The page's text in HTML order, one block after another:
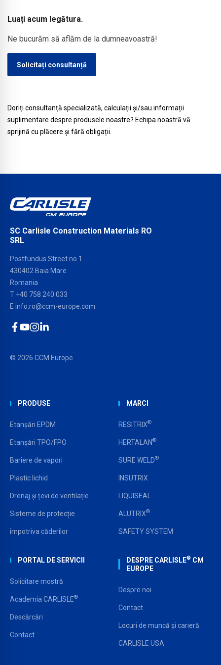
acoperișuri
și
comerciale
de mari
dimensiuni
întreținere
sau
reparații
ulterioare.
Luați acum legătura.
Ne bucurăm să aflăm de la dumneavoastră!
Solicitați consultanță
Doriți consultanță specializată, calculații și/sau informații
suplimentare despre produsele noastre? Echipa noastră vă
sprijină cu plăcere și fără obligații.
SC Carlisle Construction Materials RO
SRL
Postfundus Street no.1
430402 Baia Mare
Romania
T +40 758 240 033
E info.ro@ccm-europe.com
© 2026 CCM Europe
PRODUSE
Etanșări EPDM
Etanșări TPO/FPO
Bariere de vapori
Plastic lichid
Drenaj și țevi de ventilație
Sisteme de protecție
împotriva căderilor
MARCI
RESITRIX®
HERTALAN®
SURE WELD®
INSUTRIX
LIQUISEAL
ALUTRIX®
SAFETY SYSTEM
PORTAL DE SERVICII
Solicitare mostră
Academia CARLISLE®
Descărcări
Contact
DESPRE CARLISLE® CM
EUROPE
Despre noi
Contact
Locuri de muncă și carieră
CARLISLE USA